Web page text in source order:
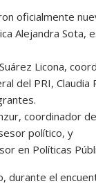
oficialmente
Alejandra Sota,
Licona,
del PRI, Claudia
coordinador
político, y
en Políticas
durante el